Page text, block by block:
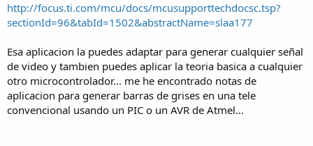
http://focus.ti.com/mcu/docs/mcusupporttechdocsc.tsp?
sectionId=96&tabId=1502&abstractName=slaa177
Esa aplicacion la puedes adaptar para generar cualquier señal
de video y tambien puedes aplicar la teoria basica a cualquier
otro microcontrolador... me he encontrado notas de
aplicacion para generar barras de grises en una tele
convencional usando un PIC o un AVR de Atmel...